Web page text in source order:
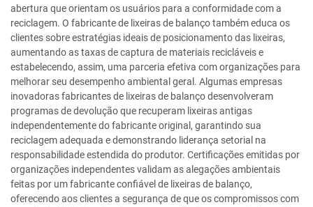
abertura que orientam os usuários para a conformidade com a
reciclagem. O fabricante de lixeiras de balanço também educa os
clientes sobre estratégias ideais de posicionamento das lixeiras,
aumentando as taxas de captura de materiais recicláveis e
estabelecendo, assim, uma parceria efetiva com organizações para
melhorar seu desempenho ambiental geral. Algumas empresas
inovadoras fabricantes de lixeiras de balanço desenvolveram
programas de devolução que recuperam lixeiras antigas
independentemente do fabricante original, garantindo sua
reciclagem adequada e demonstrando liderança setorial na
responsabilidade estendida do produtor. Certificações emitidas por
organizações independentes validam as alegações ambientais
feitas por um fabricante confiável de lixeiras de balanço,
oferecendo aos clientes a segurança de que os compromissos com